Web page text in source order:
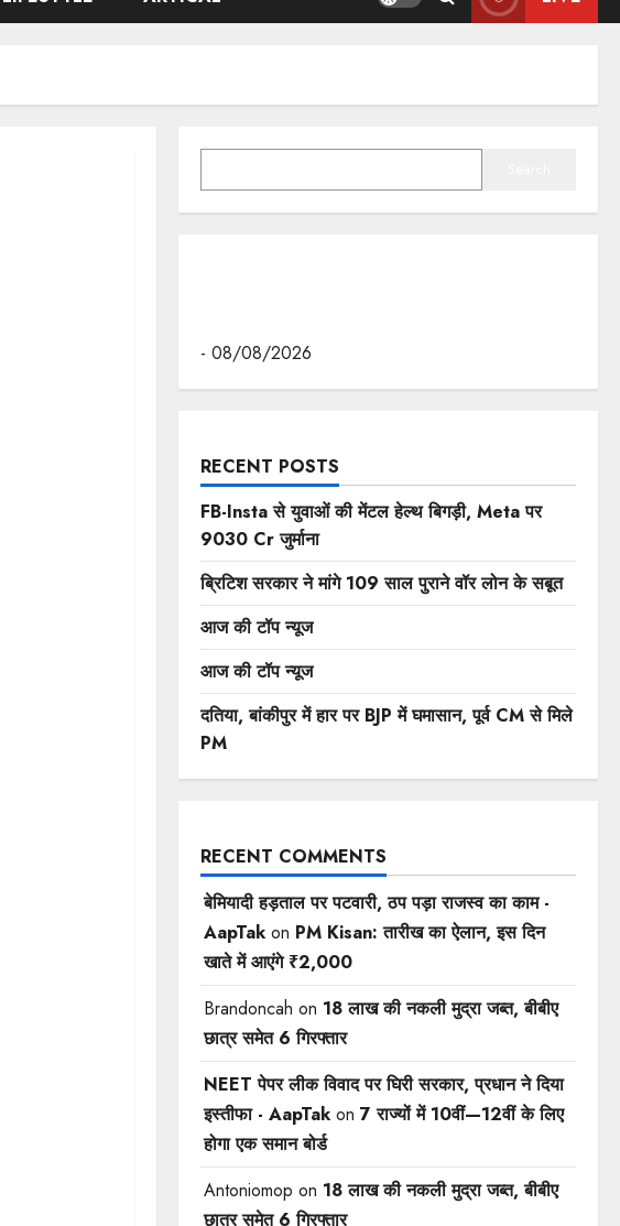
- 08/08/2026
RECENT POSTS
FB-Insta से युवाओं की मेंटल हेल्थ बिगड़ी, Meta पर
9030 Cr जुर्माना
ब्रिटिश सरकार ने मांगे 109 साल पुराने वॉर लोन के सबूत
आज की टॉप न्यूज
आज की टॉप न्यूज
दतिया, बांकीपुर में हार पर BJP में घमासान, पूर्व CM से मिले
PM
RECENT COMMENTS
बेमियादी हड़ताल पर पटवारी, ठप पड़ा राजस्व का काम -
AapTakon PM Kisan: तारीख का ऐलान, इस दिन
खाते में आएंगे ₹2,000
Brandoncah on 18 लाख की नकली मुद्रा जब्त, बीबीए
छात्र समेत 6 गिरफ्तार
NEET पेपर लीक विवाद पर घिरी सरकार, प्रधान ने दिया
इस्तीफा - AapTakon 7 राज्यों में 10वीं—12वीं ​के लिए
होगा एक समान बोर्ड
Antoniomop on 18 लाख की नकली मुद्रा जब्त, बीबीए
छात्र समेत 6 गिरफ्तार